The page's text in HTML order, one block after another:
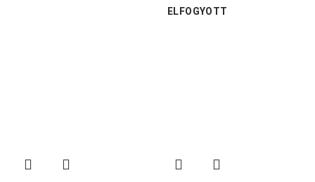
ELFOGYOTT